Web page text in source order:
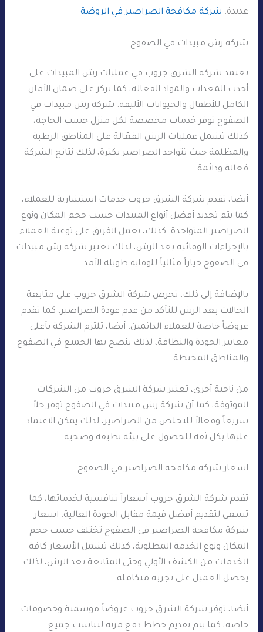
عديدة. شركة مكافحة الصراصير في الروضة
شركة رش مبيدات في الصفوح
تعتمد شركة الشرق جروب في عمليات رش المبيدات على
أحدث المعدات والمواد الفعالة، كما تركز على ضمان الأمان
الكامل للأطفال والحيوانات الأليفة. شركة رش مبيدات في
الصفوح توفر خدمات مخصصة لكل منزل حسب الحاجة،
كذلك تشمل عمليات الرش الفعّالة على المناطق الرطبة
والمظلمة حيث تتواجد الصراصير بكثرة، لذلك نتائج الشركة
فعالة ودائمة.
أيضا، تقدم شركة الشرق جروب خدمات استشارية للعملاء،
كما يتم تحديد أفضل أنواع المبيدات حسب حجم المكان ونوع
الصراصير المتواجدة. كذلك، يعمل الفريق على توعية العملاء
بالإجراءات الوقائية بعد الرش، لذلك تعتبر شركة رش مبيدات
في الصفوح خياراً مثالياً للوقاية طويلة الأمد.
بالإضافة إلى ذلك، تحرص شركة الشرق جروب على متابعة
الحالات بعد الرش للتأكد من عدم عودة الصراصير، كما تقدم
عروضاً خاصة للعملاء الدائمين. أيضا، تلتزم الشركة بأعلى
معايير الجودة والنظافة، لذلك ينصح بها الجميع في الصفوح
والمناطق المحيطة.
من ناحية أخرى، تعتبر شركة الشرق جروب من الشركات
الموثوقة، كما أن شركة رش مبيدات في الصفوح توفر حلاً
سريعاً وفعالاً للتخلص من الصراصير، لذلك يمكن الاعتماد
عليها بكل ثقة للحصول على بيئة نظيفة وصحية.
اسعار شركة مكافحة الصراصير في الصفوح
تقدم شركة الشرق جروب أسعاراً تنافسية لخدماتها، كما
تسعى لتقديم أفضل قيمة مقابل الجودة العالية. اسعار
شركة مكافحة الصراصير في الصفوح تختلف حسب حجم
المكان ونوع الخدمة المطلوبة، كذلك تشمل الأسعار كافة
الخدمات من الكشف الأولي وحتى المتابعة بعد الرش، لذلك
يحصل العميل على تجربة متكاملة.
أيضا، توفر شركة الشرق جروب عروضاً موسمية وخصومات
خاصة، كما يتم تقديم خطط دفع مرنة لتناسب جميع